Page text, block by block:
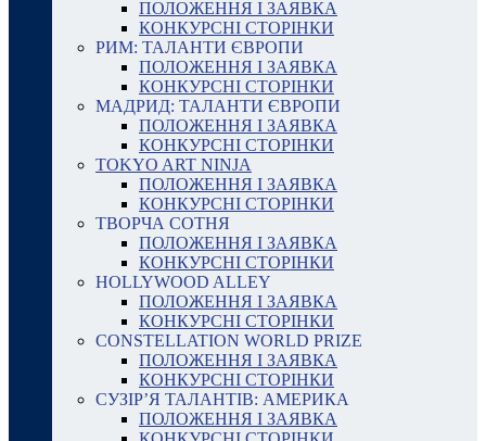
ПОЛОЖЕННЯ І ЗАЯВКА
КОНКУРСНІ СТОРІНКИ
РИМ: ТАЛАНТИ ЄВРОПИ
ПОЛОЖЕННЯ І ЗАЯВКА
КОНКУРСНІ СТОРІНКИ
МАДРИД: ТАЛАНТИ ЄВРОПИ
ПОЛОЖЕННЯ І ЗАЯВКА
КОНКУРСНІ СТОРІНКИ
TOKYO ART NINJA
ПОЛОЖЕННЯ І ЗАЯВКА
КОНКУРСНІ СТОРІНКИ
ТВОРЧА СОТНЯ
ПОЛОЖЕННЯ І ЗАЯВКА
КОНКУРСНІ СТОРІНКИ
HOLLYWOOD ALLEY
ПОЛОЖЕННЯ І ЗАЯВКА
КОНКУРСНІ СТОРІНКИ
CONSTELLATION WORLD PRIZE
ПОЛОЖЕННЯ І ЗАЯВКА
КОНКУРСНІ СТОРІНКИ
СУЗІР’Я ТАЛАНТІВ: АМЕРИКА
ПОЛОЖЕННЯ І ЗАЯВКА